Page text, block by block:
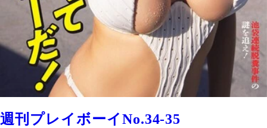
週刊プレイボーイNo.34-35